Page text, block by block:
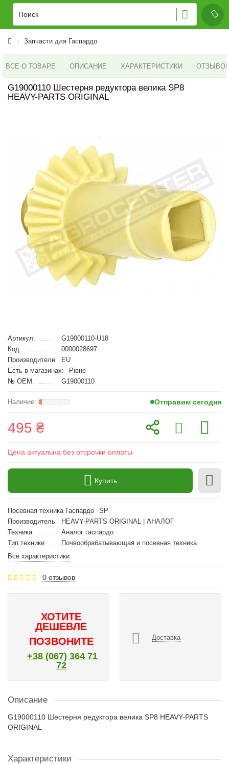
Запчасти для Гаспардо
ВСЕ О ТОВАРЕ ОПИСАНИЕ ХАРАКТЕРИСТИКИ ОТЗЫВОВ
G19000110 Шестерня редуктора велика SP8
HEAVY-PARTS ORIGINAL
Артикул:
G19000110-U18
Код:
0000028697
Производители
EU
Есть в магазинах:
Рівне
№ OEM:
G19000110
Отправим сегодня
495 ₴
Цена актуальна без отсрочки оплаты
Купить
Посевная техника Гаспардо
SP
Производитель
HEAVY-PARTS ORIGINAL | АНАЛОГ
Техника
Аналог гаспардо
Тип техники
Почвообрабатывающая и посевная техника
Все характеристики
0 отзывов
ХОТИТЕ
ДЕШЕВЛЕ
ПОЗВОНИТЕ
+38 (067) 364 71
72
Доставка
Описание
G19000110 Шестерня редуктора велика SP8 HEAVY-PARTS
ORIGINAL
Характеристики